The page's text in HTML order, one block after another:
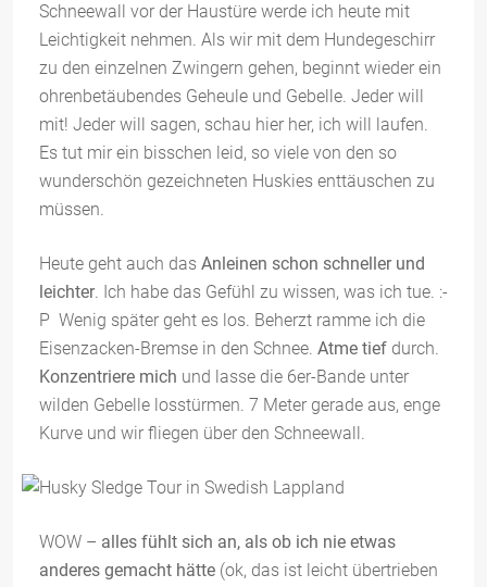
Schneewall vor der Haustüre werde ich heute mit
Leichtigkeit nehmen. Als wir mit dem Hundegeschirr
zu den einzelnen Zwingern gehen, beginnt wieder ein
ohrenbetäubendes Geheule und Gebelle. Jeder will
mit! Jeder will sagen, schau hier her, ich will laufen.
Es tut mir ein bisschen leid, so viele von den so
wunderschön gezeichneten Huskies enttäuschen zu
müssen.
Heute geht auch das Anleinen schon schneller und
leichter. Ich habe das Gefühl zu wissen, was ich tue. :-
P Wenig später geht es los. Beherzt ramme ich die
Eisenzacken-Bremse in den Schnee. Atme tief durch.
Konzentriere mich und lasse die 6er-Bande unter
wilden Gebelle losstürmen. 7 Meter gerade aus, enge
Kurve und wir fliegen über den Schneewall.
WOW – alles fühlt sich an, als ob ich nie etwas
anderes gemacht hätte (ok, das ist leicht übertrieben